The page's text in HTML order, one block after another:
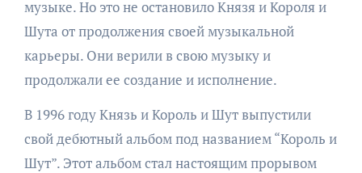
музыке. Но это не остановило Князя и Короля и
Шута от продолжения своей музыкальной
карьеры. Они верили в свою музыку и
продолжали ее создание и исполнение.
В 1996 году Князь и Король и Шут выпустили
свой дебютный альбом под названием “Король и
Шут”. Этот альбом стал настоящим прорывом